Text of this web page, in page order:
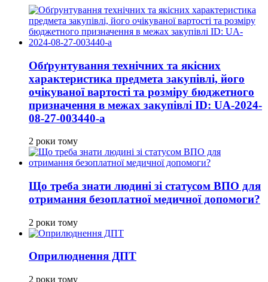
Обґрунтування технічних та якісних
характеристика предмета закупівлі, його
очікуваної вартості та розміру бюджетного
призначення в межах закупівлі ID: UA-2024-
08-27-003440-a
2 роки тому
Що треба знати людині зі статусом ВПО для
отримання безоплатної медичної допомоги?
2 роки тому
Оприлюднення ДПТ
2 роки тому